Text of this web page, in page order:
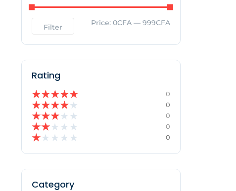
Filter Price: 0CFA — 999CFA
Rating
★★★★★ 0
★★★★★ 0
★★★★ ★ 0
★★★ ★ ★ 0
★★ ★ ★ ★ 0
Category